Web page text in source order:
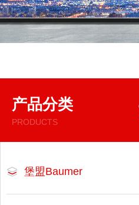
产品分类
PRODUCTS
堡盟Baumer